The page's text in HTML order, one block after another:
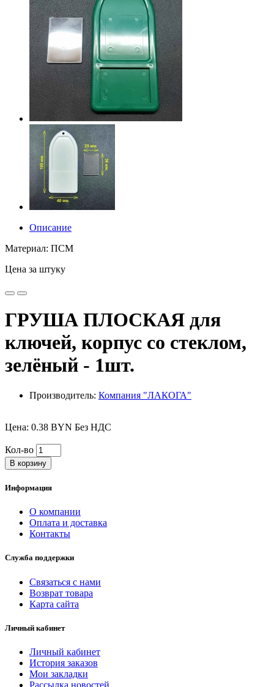
Описание
Материал: ПСМ
Цена за штуку
ГРУША ПЛОСКАЯ для
ключей, корпус со стеклом,
зелёный - 1шт.
Производитель: Компания "ЛАКОГА"
Цена: 0.38 BYN Без НДС
Кол-во
В корзину
Информация
О компании
Оплата и доставка
Контакты
Служба поддержки
Связаться с нами
Возврат товара
Карта сайта
Личный кабинет
Личный кабинет
История заказов
Мои закладки
Рассылка новостей